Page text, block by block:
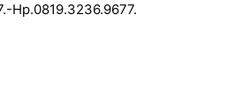
Hp.0819.3236.9677.